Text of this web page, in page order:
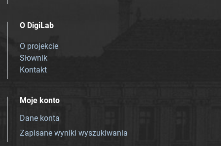
O DigiLab
O projekcie
Słownik
Kontakt
Moje konto
Dane konta
Zapisane wyniki wyszukiwania